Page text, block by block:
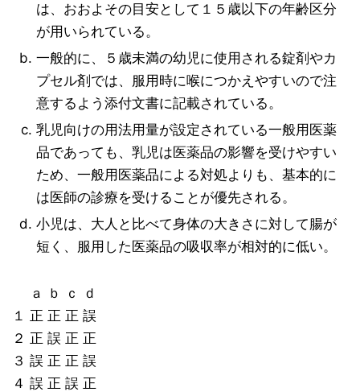
は、おおよその目安として１５歳以下の年齢区分
が用いられている。
一般的に、５歳未満の幼児に使用される錠剤やカ
プセル剤では、服用時に喉につかえやすいので注
意するよう添付文書に記載されている。
乳児向けの用法用量が設定されている一般用医薬
品であっても、乳児は医薬品の影響を受けやすい
ため、一般用医薬品による対処よりも、基本的に
は医師の診療を受けることが優先される。
小児は、大人と比べて身体の大きさに対して腸が
短く、服用した医薬品の吸収率が相対的に低い。
ａ ｂ ｃ ｄ
１ 正 正 正 誤
２ 正 誤 正 正
３ 誤 正 正 誤
４ 誤 正 誤 正